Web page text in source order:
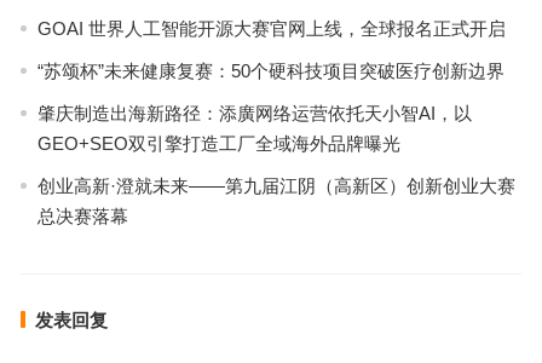
GOAI 世界人工智能开源大赛官网上线，全球报名正式开启
“苏颂杯”未来健康复赛：50个硬科技项目突破医疗创新边界
肇庆制造出海新路径：添廣网络运营依托天小智AI，以
GEO+SEO双引擎打造工厂全域海外品牌曝光
创业高新·澄就未来——第九届江阴（高新区）创新创业大赛
总决赛落幕
发表回复